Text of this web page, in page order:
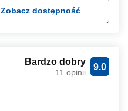
Zobacz dostępność
9.0
Bardzo dobry
11 opinii